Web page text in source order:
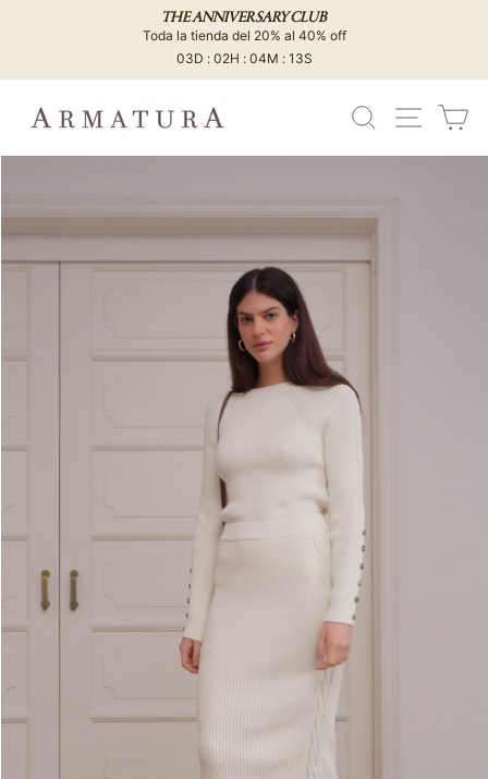
contenido
diapositivas
pausa
THE ANNIVERSARY CLUB
Toda la tienda del 20% al 40% off
03D : 02H : 04M : 13S
BUSCAR